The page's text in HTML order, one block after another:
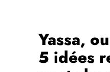
Yassa,
5 idées